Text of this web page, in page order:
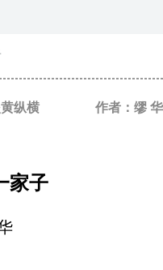
纵横 作者：缪 华
家子